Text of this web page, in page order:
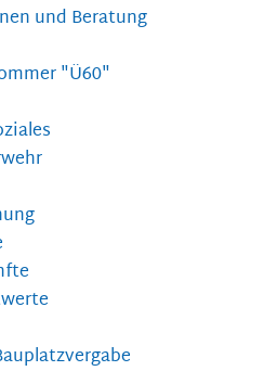
und Beratung
"Ü60"